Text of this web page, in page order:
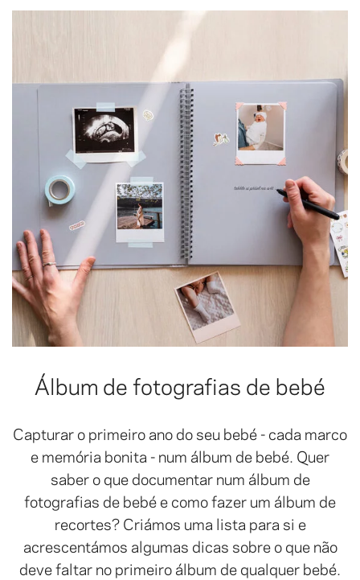
Álbum de fotografias de bebé
Capturar o primeiro ano do seu bebé - cada marco
e memória bonita - num álbum de bebé. Quer
saber o que documentar num álbum de
fotografias de bebé e como fazer um álbum de
recortes? Criámos uma lista para si e
acrescentámos algumas dicas sobre o que não
deve faltar no primeiro álbum de qualquer bebé.